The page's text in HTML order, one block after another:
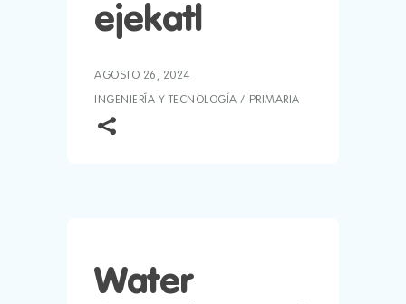
ejekatl
AGOSTO 26, 2024
INGENIERÍA Y TECNOLOGÍA / PRIMARIA
Water